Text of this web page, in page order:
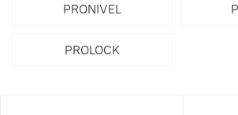
PRONIVEL
PROLOCK